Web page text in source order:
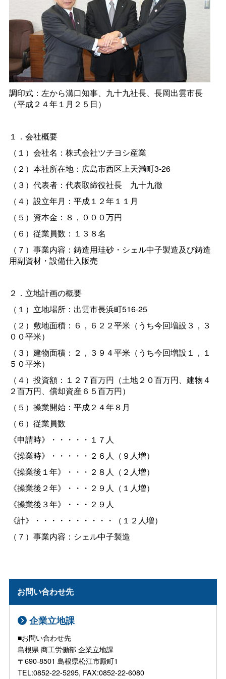
調印式：左から溝口知事、九十九社長、長岡出雲市長
（平成２４年１月２５日）
１．会社概要
（１）会社名：株式会社ツチヨシ産業
（２）本社所在地：広島市西区上天満町3-26
（３）代表者：代表取締役社長 九十九徹
（４）設立年月：平成１２年１１月
（５）資本金：８，０００万円
（６）従業員数：１３８名
（７）事業内容：鋳造用珪砂・シェル中子製造及び鋳造
用副資材・設備仕入販売
２．立地計画の概要
（１）立地場所：出雲市長浜町516-25
（２）敷地面積：６，６２２平米（うち今回増設３，３
００平米）
（３）建物面積：２，３９４平米（うち今回増設１，１
５０平米）
（４）投資額：１２７百万円（土地２０百万円、建物４
２百万円、償却資産６５百万円）
（５）操業開始：平成２４年８月
（６）従業員数
《申請時》・・・・・１７人
《操業時》・・・・・２６人（９人増）
《操業後１年》・・・２８人（２人増）
《操業後２年》・・・２９人（１人増）
《操業後３年》・・・２９人
《計》・・・・・・・・・・（１２人増）
（７）事業内容：シェル中子製造
お問い合わせ先
企業立地課
■お問い合わせ先
島根県 商工労働部 企業立地課
〒690-8501 島根県松江市殿町1
TEL:0852-22-5295, FAX:0852-22-6080